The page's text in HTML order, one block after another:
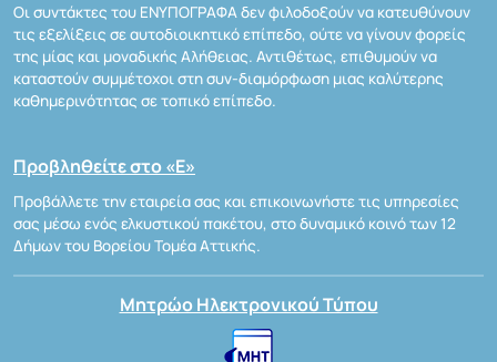
Οι συντάκτες του ΕΝΥΠΟΓΡΑΦΑ δεν φιλοδοξούν να κατευθύνουν
τις εξελίξεις σε αυτοδιοικητικό επίπεδο, ούτε να γίνουν φορείς
της μίας και μοναδικής Αλήθειας. Αντιθέτως, επιθυμούν να
καταστούν συμμέτοχοι στη συν-διαμόρφωση μιας καλύτερης
καθημερινότητας σε τοπικό επίπεδο.
Προβληθείτε στο «Ε»
Προβάλλετε την εταιρεία σας και επικοινωνήστε τις υπηρεσίες
σας μέσω ενός ελκυστικού πακέτου, στο δυναμικό κοινό των 12
Δήμων του Βορείου Τομέα Αττικής.
Μητρώο Ηλεκτρονικού Τύπου